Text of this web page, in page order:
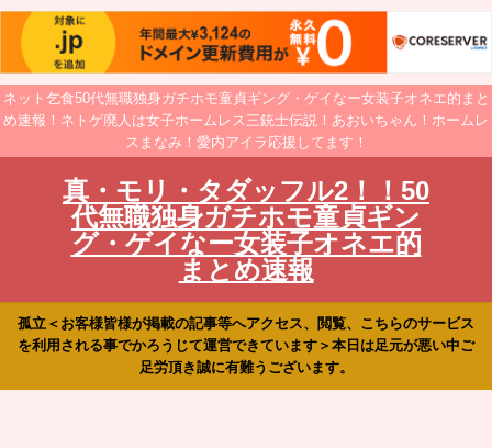
ネット乞食50代無職独身ガチホモ童貞ギング・ゲイなー女装子オネエ的まと
め速報！ネトゲ廃人は女子ホームレス三銃士伝説！あおいちゃん！ホームレ
スまなみ！愛内アイラ応援してます！
真・モリ・タダッフル2！！50
代無職独身ガチホモ童貞ギン
グ・ゲイなー女装子オネエ的
まとめ速報
孤立＜お客様皆様が掲載の記事等へアクセス、閲覧、こちらのサービス
を利用される事でかろうじて運営できています＞本日は足元が悪い中ご
足労頂き誠に有難うございます。